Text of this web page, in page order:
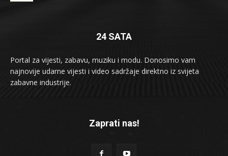
24 SATA
Portal za vijesti, zabavu, muziku i modu. Donosimo vam
najnovije udarne vijesti i video sadržaje direktno iz svijeta
zabavne industrije.
Zaprati nas!